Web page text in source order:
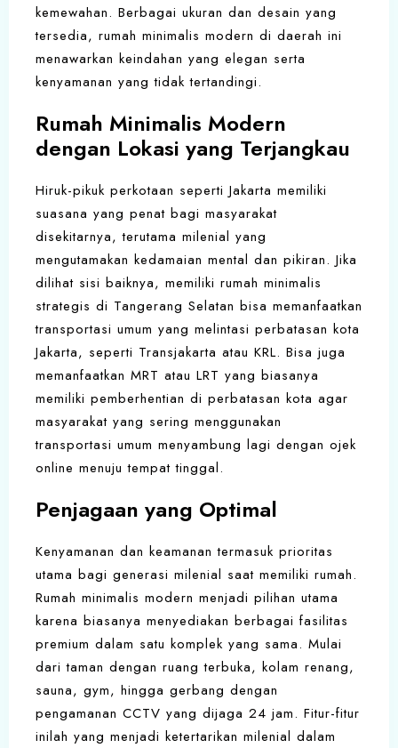
kemewahan. Berbagai ukuran dan desain yang
tersedia, rumah minimalis modern di daerah ini
menawarkan keindahan yang elegan serta
kenyamanan yang tidak tertandingi.
Rumah Minimalis Modern
dengan Lokasi yang Terjangkau
Hiruk-pikuk perkotaan seperti Jakarta memiliki
suasana yang penat bagi masyarakat
disekitarnya, terutama milenial yang
mengutamakan kedamaian mental dan pikiran. Jika
dilihat sisi baiknya, memiliki rumah minimalis
strategis di Tangerang Selatan bisa memanfaatkan
transportasi umum yang melintasi perbatasan kota
Jakarta, seperti Transjakarta atau KRL. Bisa juga
memanfaatkan MRT atau LRT yang biasanya
memiliki pemberhentian di perbatasan kota agar
masyarakat yang sering menggunakan
transportasi umum menyambung lagi dengan ojek
online menuju tempat tinggal.
Penjagaan yang Optimal
Kenyamanan dan keamanan termasuk prioritas
utama bagi generasi milenial saat memiliki rumah.
Rumah minimalis modern menjadi pilihan utama
karena biasanya menyediakan berbagai fasilitas
premium dalam satu komplek yang sama. Mulai
dari taman dengan ruang terbuka, kolam renang,
sauna, gym, hingga gerbang dengan
pengamanan CCTV yang dijaga 24 jam. Fitur-fitur
inilah yang menjadi ketertarikan milenial dalam